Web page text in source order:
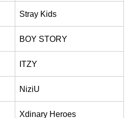
Stray Kids
BOY STORY
ITZY
NiziU
Xdinary Heroes